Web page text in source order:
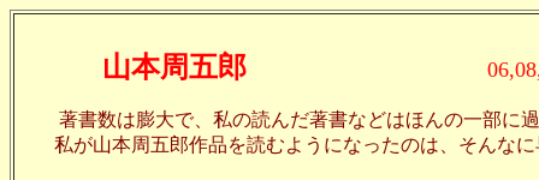
山本周五郎
著書数は膨大で、私の読んだ著書などはほんの一部に
私が山本周五郎作品を読むようになったのは、そんなに